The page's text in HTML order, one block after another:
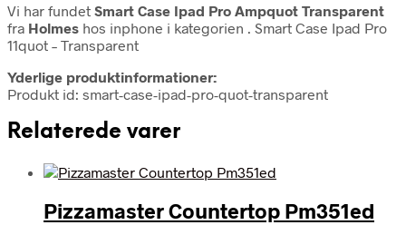
Vi har fundet Smart Case Ipad Pro Ampquot Transparent
fra Holmes hos inphone i kategorien . Smart Case Ipad Pro
11quot – Transparent
Yderlige produktinformationer:
Produkt id: smart-case-ipad-pro-quot-transparent
Relaterede varer
Pizzamaster Countertop Pm351ed